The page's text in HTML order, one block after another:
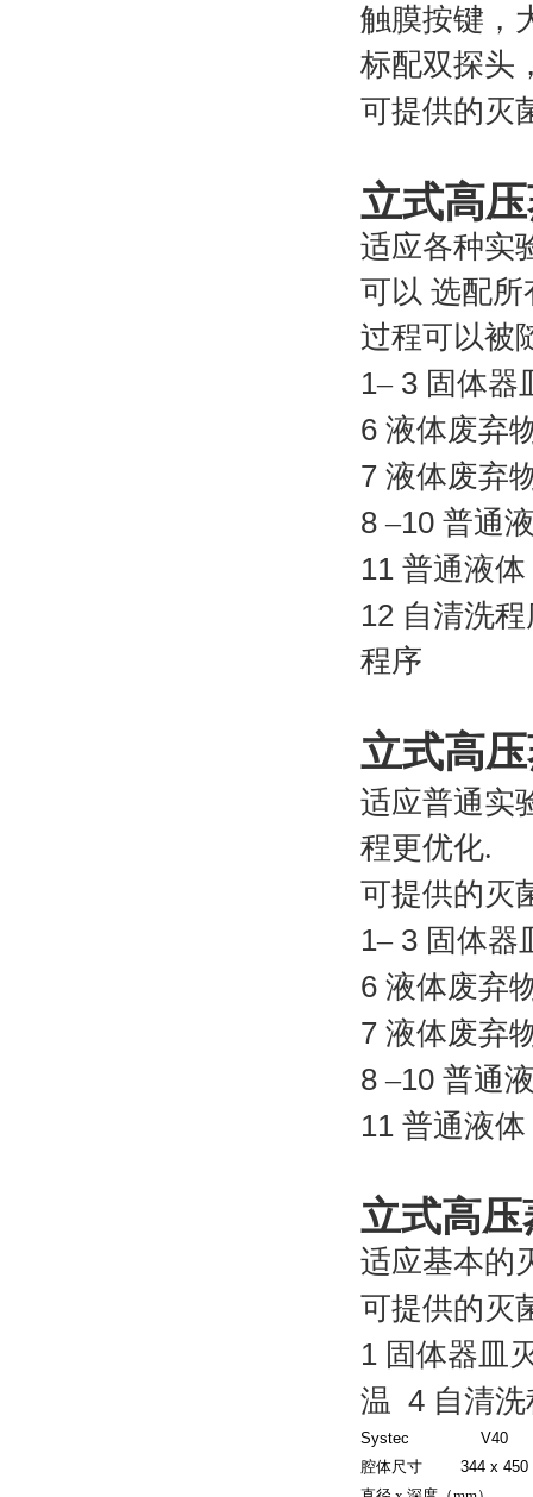
触膜按键，
标配双探头
可提供的灭
立式高
适应各种实
可以 选配所
过程可以被
1–3 固体
6 液体废弃
7 液体废弃
8–10 普通
11 普通液
12 自清洗
程序
立式高
适应普通实
程更优化.
可提供的灭
1–3 固体
6 液体废弃
7 液体废弃
8–10 普通
11 普通液
立式高
适应基本的
可提供的灭
1 固体器
温 4 自清
Systec
V40
腔体尺寸
344 x 450